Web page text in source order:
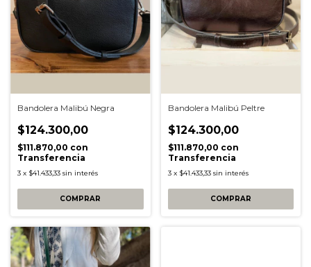
Bandolera Malibú Negra
$124.300,00
$111.870,00 con
Transferencia
3 x $41.433,33 sin interés
Bandolera Malibú Peltre
$124.300,00
$111.870,00 con
Transferencia
3 x $41.433,33 sin interés